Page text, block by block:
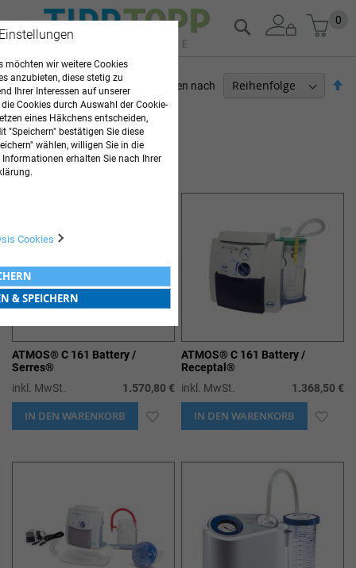
Zum
Inhalt
0
Suche
9Elemente
Sortieren nach
ABSAUGGERÄTE
ATMOS® C 161 Battery /
Serres®
inkl. MwSt.
1.570,80 €
IN DEN WARENKORB ZUR
ATMOS® C 161 Battery /
Receptal®
inkl. MwSt.
1.368,50 €
IN DEN WARENKORB ZUR
ARZTBEDARF
möchten wir weitere Cookies
anzubieten, diese stetig zu
Ihrer Interessen auf unserer
Cookies durch Auswahl der Cookie-
eines Häkchens entscheiden,
"Speichern" bestätigen Sie diese
wählen, willigen Sie in die
erhalten Sie nach Ihrer
Cookies
& SPEICHERN